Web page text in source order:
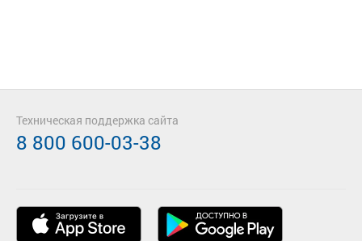
Техническая поддержка сайта
8 800 600-03-38